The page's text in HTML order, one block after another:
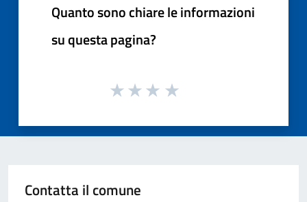
Quanto sono chiare le informazioni
su questa pagina?
Contatta il comune